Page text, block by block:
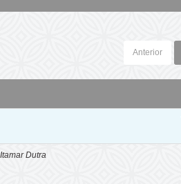
Anterior
Dutra